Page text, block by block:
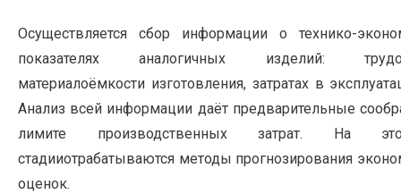
Осуществляется сбор информации о технико-
показателях аналогичных изделий:
материалоёмкости изготовления, затратах в
Анализ всей информации даёт предварительные
лимите производственных затрат. На
стадииотрабатываются методы прогнозирования
оценок.